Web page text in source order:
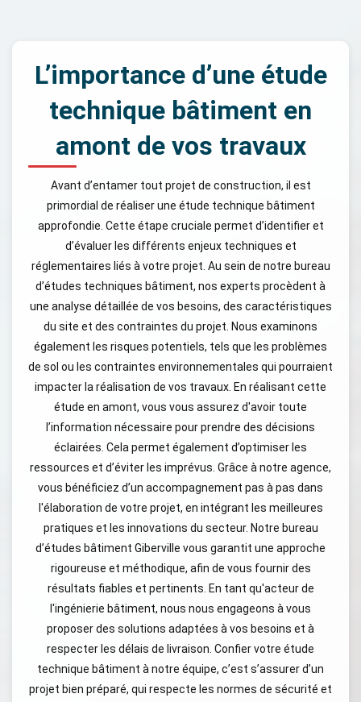
L’importance d’une étude
technique bâtiment en
amont de vos travaux
Avant d’entamer tout projet de construction, il est
primordial de réaliser une étude technique bâtiment
approfondie. Cette étape cruciale permet d’identifier et
d’évaluer les différents enjeux techniques et
réglementaires liés à votre projet. Au sein de notre bureau
d’études techniques bâtiment, nos experts procèdent à
une analyse détaillée de vos besoins, des caractéristiques
du site et des contraintes du projet. Nous examinons
également les risques potentiels, tels que les problèmes
de sol ou les contraintes environnementales qui pourraient
impacter la réalisation de vos travaux. En réalisant cette
étude en amont, vous vous assurez d'avoir toute
l’information nécessaire pour prendre des décisions
éclairées. Cela permet également d’optimiser les
ressources et d’éviter les imprévus. Grâce à notre agence,
vous bénéficiez d’un accompagnement pas à pas dans
l'élaboration de votre projet, en intégrant les meilleures
pratiques et les innovations du secteur. Notre bureau
d’études bâtiment Giberville vous garantit une approche
rigoureuse et méthodique, afin de vous fournir des
résultats fiables et pertinents. En tant qu'acteur de
l'ingénierie bâtiment, nous nous engageons à vous
proposer des solutions adaptées à vos besoins et à
respecter les délais de livraison. Confier votre étude
technique bâtiment à notre équipe, c’est s’assurer d’un
projet bien préparé, qui respecte les normes de sécurité et